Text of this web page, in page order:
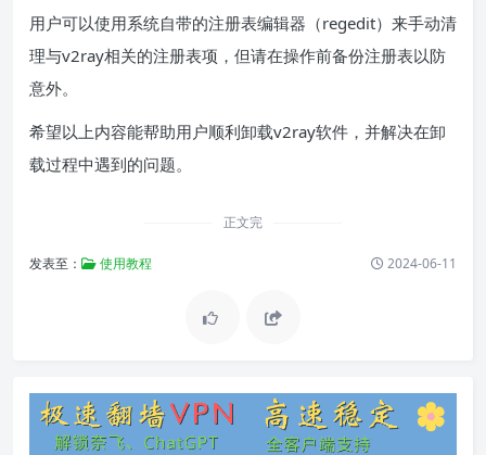
用户可以使用系统自带的注册表编辑器（regedit）来手动清
理与v2ray相关的注册表项，但请在操作前备份注册表以防
意外。
希望以上内容能帮助用户顺利卸载v2ray软件，并解决在卸
载过程中遇到的问题。
正文完
发表至： 使用教程 2024-06-11